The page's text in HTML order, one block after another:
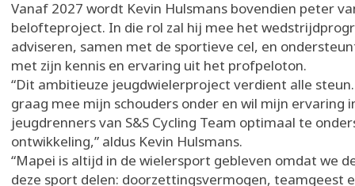
Vanaf 2027 wordt Kevin Hulsmans bovendien peter
belofteproject. In die rol zal hij mee het
adviseren, samen met de sportieve cel, en
met zijn kennis en ervaring uit het profpeloton.
“Dit ambitieuze jeugdwielerproject verdient alle
graag mee mijn schouders onder en wil mijn ervaring
jeugdrenners van S&S Cycling Team optimaal te
ontwikkeling,” aldus Kevin Hulsmans.
“Mapei is altijd in de wielersport gebleven omdat we
deze sport delen: doorzettingsvermogen, teamgeest